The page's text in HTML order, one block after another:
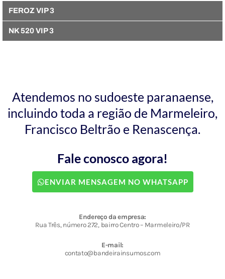
FEROZ VIP 3
NK 520 VIP 3
Atendemos no sudoeste paranaense,
incluindo toda a região de Marmeleiro,
Francisco Beltrão e Renascença.
Fale conosco agora!
ENVIAR MENSAGEM NO WHATSAPP
Endereço da empresa:
Rua Três, número 272, bairro Centro – Marmeleiro/PR
E-mail:
contato@bandeirainsumos.com